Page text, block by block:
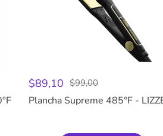
$89,10 $99,00
Plancha Supreme 485°F -